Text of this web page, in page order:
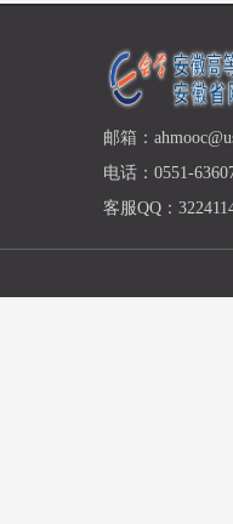
邮箱：
电话：0551-
客服QQ：